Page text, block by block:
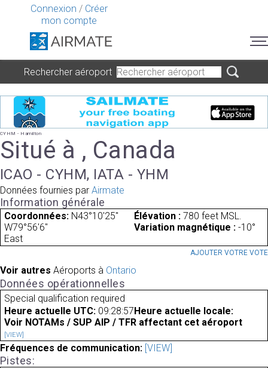
Connexion / Créer
mon compte
Rechercher aéroport
CYHM - Hamilton
Situé à , Canada
ICAO - CYHM, IATA - YHM
Données fournies par Airmate
Information générale
Coordonnées: N43°10'25"
W79°56'6"
Élévation : 780 feet MSL.
Variation magnétique : -10°
East
AJOUTER VOTRE VOTE
Voir autres Aéroports à Ontario
Données opérationnelles
Special qualification required
Heure actuelle UTC: 09:28:57 Heure actuelle locale:
Voir NOTAMs / SUP AIP / TFR affectant cet aéroport
[VIEW]
Fréquences de communication: [VIEW]
Pistes: